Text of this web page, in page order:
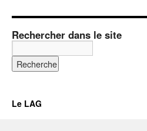
Rechercher dans le site
Le LAG